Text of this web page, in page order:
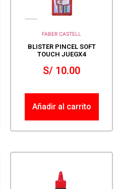
FABER CASTELL
BLISTER PINCEL SOFT
TOUCH JUEGX4
S/ 10.00
Añadir al carrito